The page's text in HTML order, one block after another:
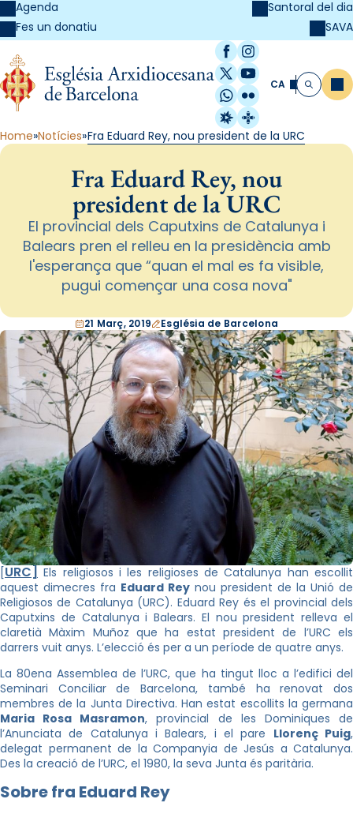
Agenda
Fes un donatiu
Santoral del dia
SAVA
Facebook
Instagram
X / Twitter
YouTube
WhatsApp
Flickr
Radio Estel
Catalunya
CA Cerca
Home Notícies Fra Eduard Rey, nou president de la URC
Fra Eduard Rey, nou
president de la URC
El provincial dels Caputxins de Catalunya i
Balears pren el relleu en la presidència amb
l'esperança que “quan el mal es fa visible,
pugui començar una cosa nova"
21 Març, 2019 Església de Barcelona
[URC] Els religiosos i les religioses de Catalunya han escollit
aquest dimecres fra Eduard Rey nou president de la Unió de
Religiosos de Catalunya (URC). Eduard Rey és el provincial dels
Caputxins de Catalunya i Balears. El nou president relleva el
claretià Màxim Muñoz que ha estat president de l’URC els
darrers vuit anys. L’elecció és per a un període de quatre anys.
La 80ena Assemblea de l’URC, que ha tingut lloc a l’edifici del
Seminari Conciliar de Barcelona, també ha renovat dos
membres de la Junta Directiva. Han estat escollits la germana
Maria Rosa Masramon, provincial de les Dominiques de
l’Anunciata de Catalunya i Balears, i el pare Llorenç Puig,
delegat permanent de la Companyia de Jesús a Catalunya.
Des la creació de l’URC, el 1980, la seva Junta és paritària.
Sobre fra Eduard Rey